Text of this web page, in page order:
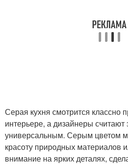
Серая кухня смотрится классно
интерьере, а дизайнеры
универсальным. Серым цветом
красоту природных материалов
внимание на ярких деталях,